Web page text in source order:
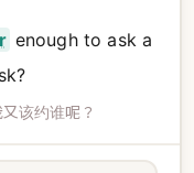
enough to ask a
该约谁呢？